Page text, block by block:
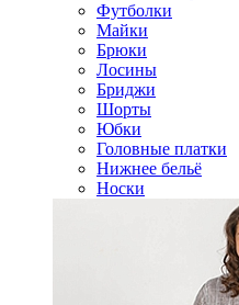
Футболки
Майки
Брюки
Лосины
Бриджи
Шорты
Юбки
Головные платки
Нижнее бельё
Носки